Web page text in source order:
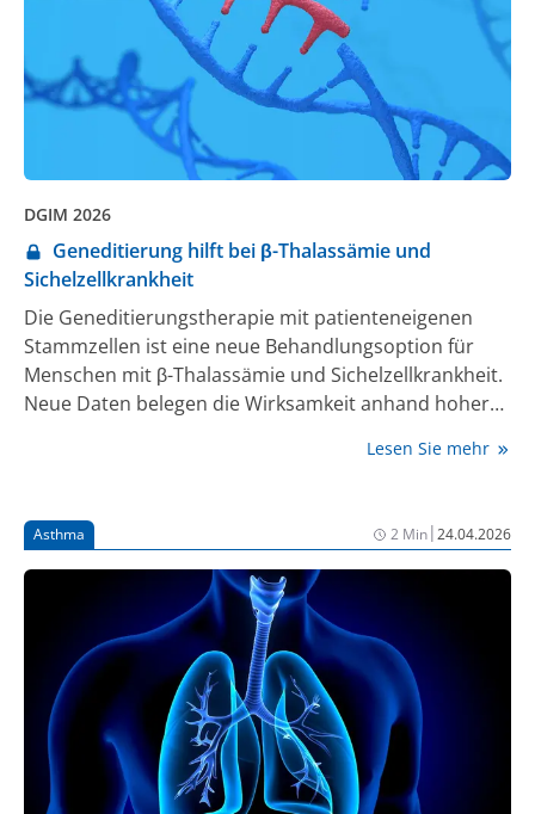
DGIM 2026
Geneditierung hilft bei β-Thalassämie und
Sichelzellkrankheit
Die Geneditierungstherapie mit patienteneigenen
Stammzellen ist eine neue Behandlungsoption für
Menschen mit β-Thalassämie und Sichelzellkrankheit.
Neue Daten belegen die Wirksamkeit anhand hoher
Lesen Sie mehr
Asthma 2 Min|24.04.2026